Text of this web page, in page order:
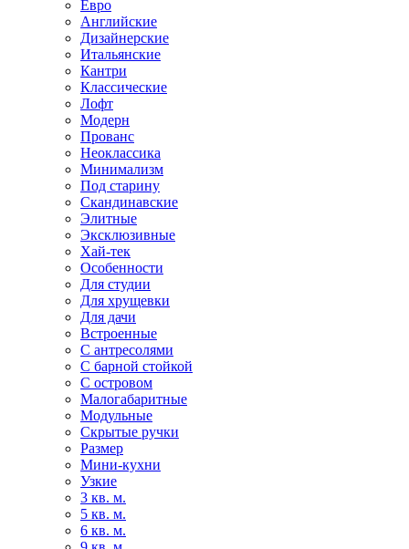
Евро
Английские
Дизайнерские
Итальянские
Кантри
Классические
Лофт
Модерн
Прованс
Неоклассика
Минимализм
Под старину
Скандинавские
Элитные
Эксклюзивные
Хай-тек
Особенности
Для студии
Для хрущевки
Для дачи
Встроенные
С антресолями
С барной стойкой
С островом
Малогабаритные
Модульные
Скрытые ручки
Размер
Мини-кухни
Узкие
3 кв. м.
5 кв. м.
6 кв. м.